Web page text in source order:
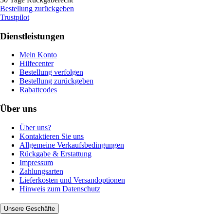
Bestellung zurückgeben
Trustpilot
Dienstleistungen
Mein Konto
Hilfecenter
Bestellung verfolgen
Bestellung zurückgeben
Rabattcodes
Über uns
Über uns?
Kontaktieren Sie uns
Allgemeine Verkaufsbedingungen
Rückgabe & Erstattung
Impressum
Zahlungsarten
Lieferkosten und Versandoptionen
Hinweis zum Datenschutz
Unsere Geschäfte